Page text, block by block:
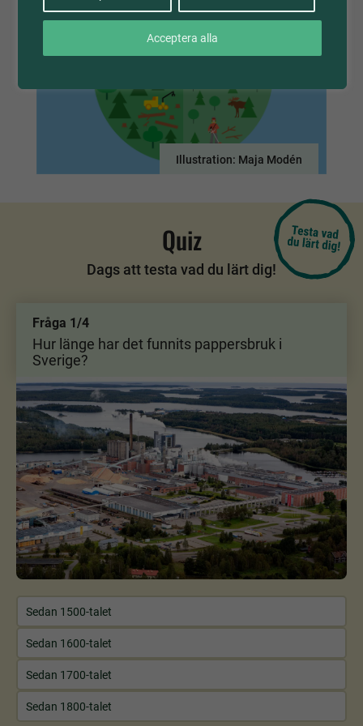
Acceptera alla
Illustration: Maja Modén
Quiz
Dags att testa vad du lärt dig!
Fråga 1/4
Hur länge har det funnits pappersbruk i
Sverige?
Sedan 1500-talet
Sedan 1600-talet
Sedan 1700-talet
Sedan 1800-talet